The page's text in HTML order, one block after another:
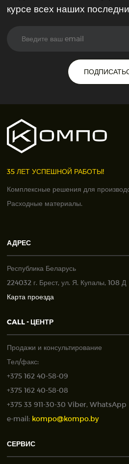
курсе всех наших
35 ЛЕТ УСПЕШНОЙ РАБОТЫ!
Комплексные решения для
Расходные материалы.
АДРЕС
Республика Беларусь
224032 г. Брест, ул. Я. Купалы, 108 Д
Карта проезда
CALL - ЦЕНТР
Продажи и консультирование
Тел/факс:
+375 162 40-58-09
+375 162 40-58-08
+375 33 911-30-30 Viber, WhatsApp
e-mail: kompo@kompo.by
СЕРВИС